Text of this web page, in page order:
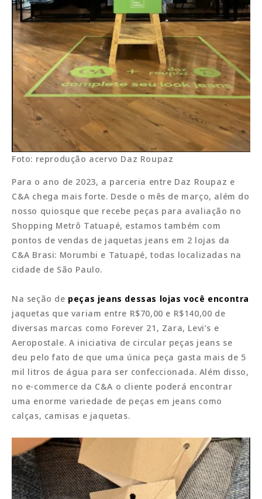
Foto: reprodução acervo Daz Roupaz
Para o ano de 2023, a parceria entre Daz Roupaz e
C&A chega mais forte. Desde o mês de março, além do
nosso quiosque que recebe peças para avaliação no
Shopping Metrô Tatuapé, estamos também com
pontos de vendas de jaquetas jeans em 2 lojas da
C&A Brasi: Morumbi e Tatuapé, todas localizadas na
cidade de São Paulo.
Na seção de peças jeans dessas lojas você encontra
jaquetas que variam entre R$70,00 e R$140,00 de
diversas marcas como Forever 21, Zara, Levi’s e
Aeropostale. A iniciativa de circular peças jeans se
deu pelo fato de que uma única peça gasta mais de 5
mil litros de água para ser confeccionada. Além disso,
no e-commerce da C&A o cliente poderá encontrar
uma enorme variedade de peças em jeans como
calças, camisas e jaquetas.